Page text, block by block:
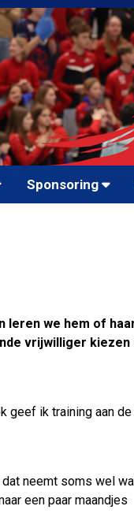
Sponsoring
leren we hem of
vrijwilliger
geef ik training aan
neemt soms wel
een paar maandjes